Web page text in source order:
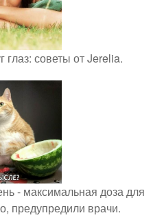
глаз: советы от Jerelia.
- максимальная доза для
предупредили врачи.